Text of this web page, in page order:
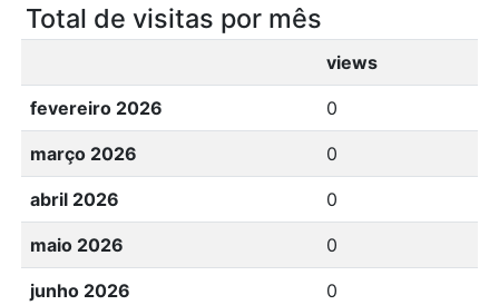
Total de visitas por mês
views
fevereiro 2026 0
março 2026 0
abril 2026 0
maio 2026 0
junho 2026 0